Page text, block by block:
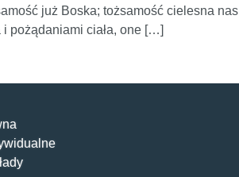
już Boska; tożsamość cielesna
i pożądaniami ciała, one […]